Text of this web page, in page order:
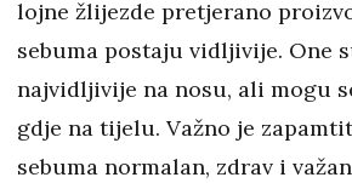
lojne žlijezde pretjerano
sebuma postaju vidljivije. One
najvidljivije na nosu, ali mogu
gdje na tijelu. Važno je
sebuma normalan, zdrav i